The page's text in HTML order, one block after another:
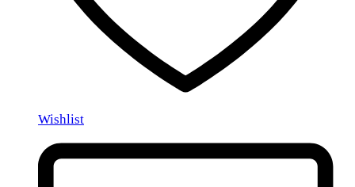
Wishlist